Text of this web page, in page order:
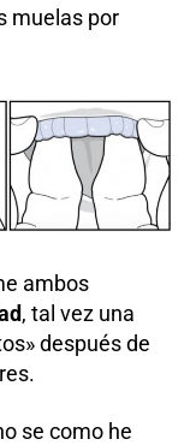
muelas por
ambos
, tal vez una
después de
se como he